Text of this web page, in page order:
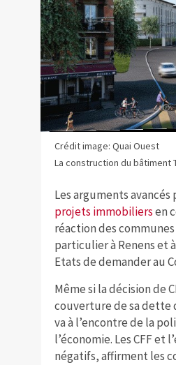
Crédit image: Quai Ouest
La construction du bâtiment
Les arguments
projets immobiliersen
réaction des
particulier à Renens et
Etats de demander au
Même si la décision de
couverture de sa dette
va à l’encontre de la
l’économie. Les CFF
négatifs, affirment les